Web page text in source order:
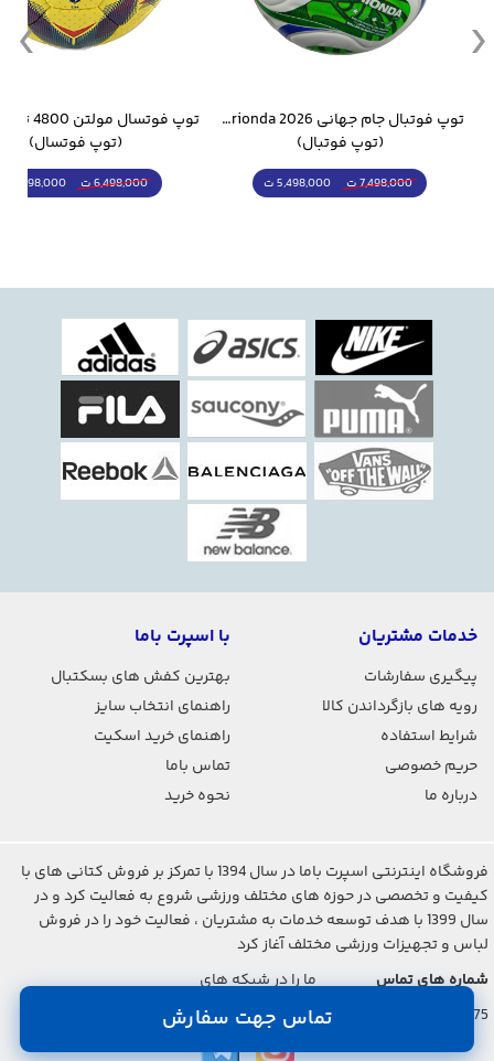
تماس جهت سفارش
توپ فوتبال جام جهانی 2026 Trionda مشابه اورجینال
(توپ فوتبال)
7,498,000 ت 5,498,000 ت
(توپ فوتسال)
6,498,000 ت 5,298,000 ت
خدمات مشتریان
پیگیری سفارشات
رویه های بازگرداندن کالا
شرایط استفاده
حریم خصوصی
درباره ما
با اسپرت باما
بهترین کفش های بسکتبال
راهنمای انتخاب سایز
راهنمای خرید اسکیت
تماس باما
نحوه خرید
فروشگاه اینترنتی اسپرت باما در سال 1394 با تمرکز بر فروش کتانی های با
کیفیت و تخصصی در حوزه های مختلف ورزشی شروع به فعالیت کرد و در
سال 1399 با هدف توسعه خدمات به مشتریان ، فعالیت خود را در فروش
لباس و تجهیزات ورزشی مختلف آغاز کرد
شماره های تماس
021-2842-7275
ما را در شبکه های
اجتماعی دنبال کنید